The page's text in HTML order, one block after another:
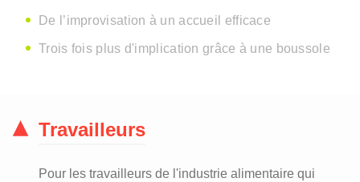
De l’improvisation à un accueil efficace
Trois fois plus d'implication grâce à une boussole
Travailleurs
Pour les travailleurs de l'industrie alimentaire qui